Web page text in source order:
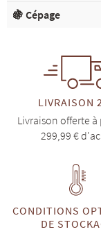
🍇 Cépage
LIVRAISON
Livraison offerte
299,99 €
CONDITIONS
DE